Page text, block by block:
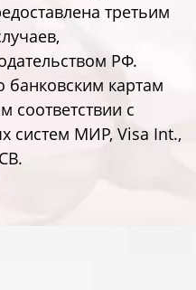
третьим
РФ.
банковским картам
соответствии с
систем МИР, Visa Int.,